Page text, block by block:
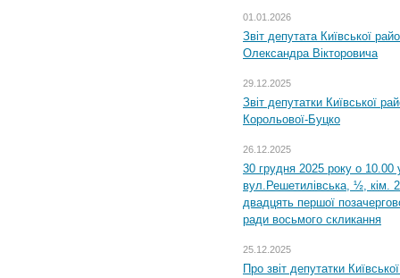
01.01.2026
Звіт депутата Київської
Олександра Вікторовича
29.12.2025
Звіт депутатки Київської
Корольової-Буцко
26.12.2025
30 грудня 2025 року о 10.00
вул.Решетилівська, ½, кім.
двадцять першої
ради восьмого скликання
25.12.2025
Про звіт депутатки